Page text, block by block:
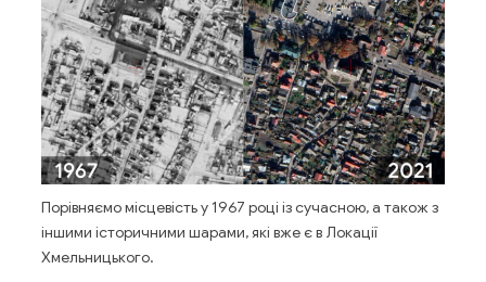
Порівняємо місцевість у 1967 році із сучасною, а також з
іншими історичними шарами, які вже є в Локації
Хмельницького.